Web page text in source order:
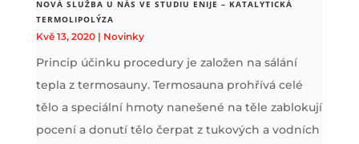
NOVÁ SLUŽBA U NÁS VE STUDIU ENIJE – KATALYTICKÁ
TERMOLIPOLÝZA
Kvě 13, 2020| Novinky
Princip účinku procedury je založen na sálání
tepla z termosauny. Termosauna ​prohřívá celé
tělo a speciální hmoty nanešené na těle zablokují
pocení a donutí tělo čerpat z tukových a vodních